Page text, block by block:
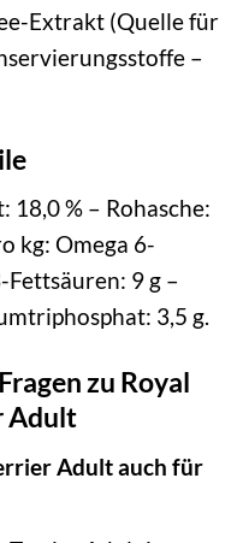
Extrakt (Quelle für
–
18,0 % – Rohasche:
kg: Omega 6-
Fettsäuren: 9 g –
3,5 g.
zu Royal
Adult
Adult auch für